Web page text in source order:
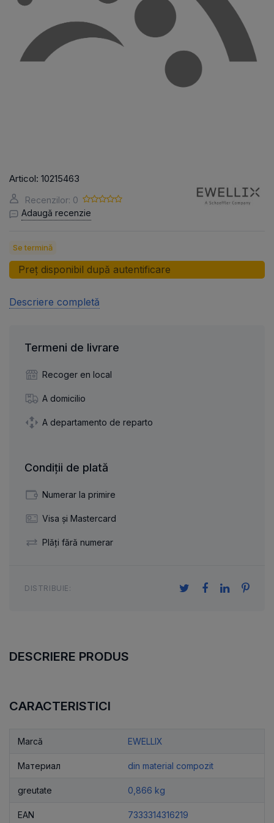
Articol: 10215463
Recenzilor: 0
Adaugă recenzie
Se termină
Preț disponibil după autentificare
Descriere completă
Termeni de livrare
Recoger en local
A domicilio
A departamento de reparto
Condiții de plată
Numerar la primire
Visa și Mastercard
Plăți fără numerar
DISTRIBUIE:
DESCRIERE PRODUS
CARACTERISTICI
Marcă EWELLIX
Материал din material compozit
greutate 0,866 kg
EAN 7333314316219